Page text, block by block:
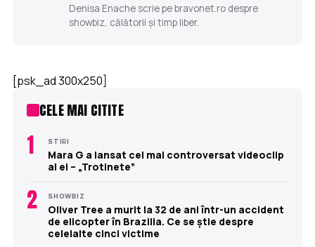
Denisa Enache scrie pe bravonet.ro despre
showbiz, călătorii și timp liber.
[psk_ad 300x250]
CELE MAI CITITE
1 STIRI
Mara G a lansat cel mai controversat videoclip
al ei – „Trotinete”
2 SHOWBIZ
Oliver Tree a murit la 32 de ani într-un accident
de elicopter în Brazilia. Ce se știe despre
celelalte cinci victime